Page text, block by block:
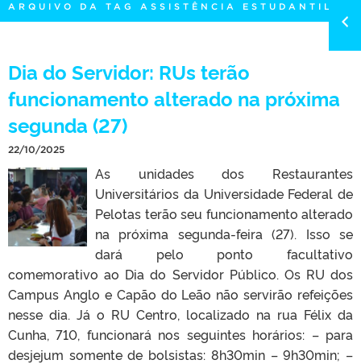
TELEFONES
ARQUIVO DA TAG ASSISTÊNCIA ESTUDANTIL
Dia do Servidor: RUs terão
funcionamento alterado na próxima
segunda (27)
22/10/2025
As unidades dos Restaurantes
Universitários da Universidade Federal de
Pelotas terão seu funcionamento alterado
na próxima segunda-feira (27). Isso se
dará pelo ponto facultativo
comemorativo ao Dia do Servidor Público. Os RU dos
Campus Anglo e Capão do Leão não servirão refeições
nesse dia. Já o RU Centro, localizado na rua Félix da
Cunha, 710, funcionará nos seguintes horários: – para
desjejum somente de bolsistas: 8h30min – 9h30min; –